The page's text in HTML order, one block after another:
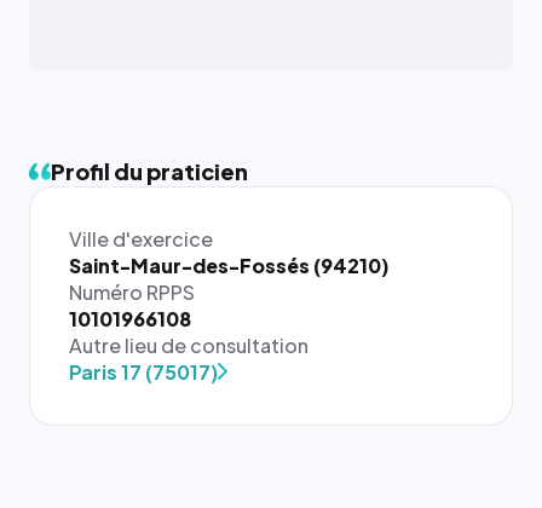
Profil du praticien
Ville d'exercice
Saint-Maur-des-Fossés (94210)
Numéro RPPS
10101966108
Autre lieu de consultation
Paris 17 (75017)
{# 40×40
: la taille
rendue par
`.profile-